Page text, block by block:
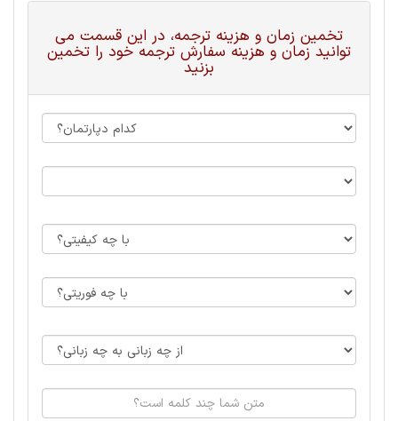
تخمین زمان و هزینه ترجمه، در این قسمت می
توانید زمان و هزینه سفارش ترجمه خود را تخمین
بزنید